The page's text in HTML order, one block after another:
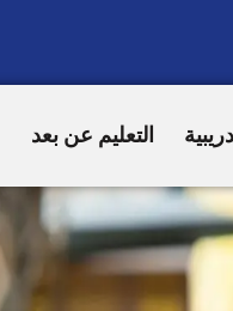
التعليم عن بعد